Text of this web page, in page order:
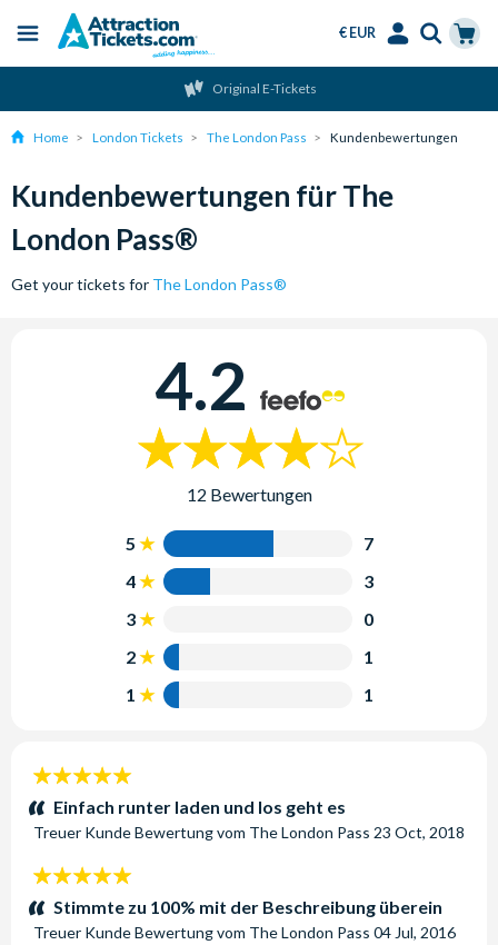
content
Menu
€ EUR
Original E-Tickets
Home London Tickets The London Pass Kundenbewertungen
Kundenbewertungen für The
London Pass®
Get your tickets for The London Pass®
4.2
12 Bewertungen
5
7
4
3
3
0
2
1
1
1
5
Sterne:
Einfach runter laden und los geht es
Treuer KundeBewertung vom The London Pass 23 Oct, 2018
5
Sterne:Stimmte zu 100% mit der Beschreibung überein
Treuer KundeBewertung vom The London Pass 04 Jul, 2016